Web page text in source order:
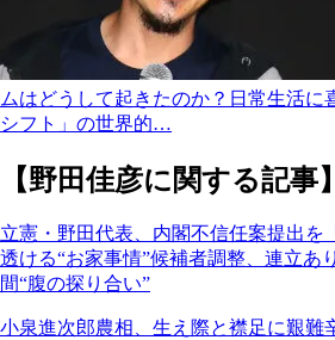
ムはどうして起きたのか？日常生活に
シフト」の世界的…
【野田佳彦に関する記事】
立憲・野田代表、内閣不信任案提出を
透ける“お家事情”候補者調整、連立あ
間“腹の探り合い”
小泉進次郎農相、生え際と襟足に艱難